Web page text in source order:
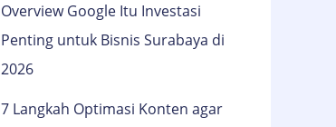
Overview Google Itu Investasi
Penting untuk Bisnis Surabaya di
2026
7 Langkah Optimasi Konten agar